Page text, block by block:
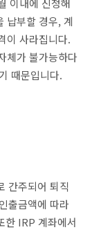
이내에 신청해
납부할 경우, 계
이 사라집니다.
체가 불가능하다
때문입니다.
간주되어 퇴직
출금액에 따라
한 IRP 계좌에서